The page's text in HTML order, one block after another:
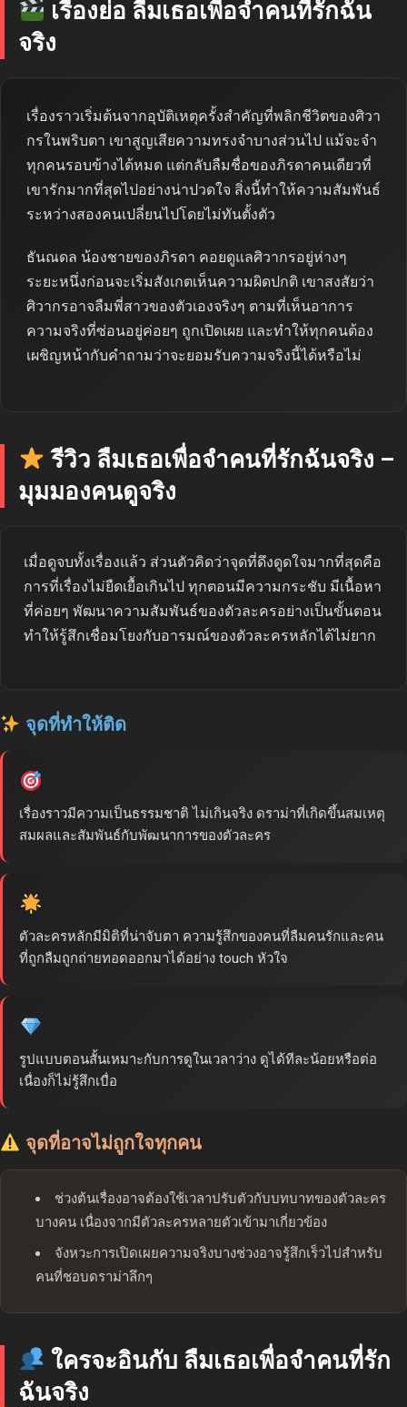
เรื่องย่อ ลืมเธอเพื่อจำคนที่รักฉัน
จริง
เรื่องราวเริ่มต้นจากอุบัติเหตุครั้งสำคัญที่พลิกชีวิตของศิวา
กรในพริบตา เขาสูญเสียความทรงจำบางส่วนไป แม้จะจำ
ทุกคนรอบข้างได้หมด แต่กลับลืมชื่อของภิรดาคนเดียวที่
เขารักมากที่สุดไปอย่างน่าปวดใจ สิ่งนี้ทำให้ความสัมพันธ์
ระหว่างสองคนเปลี่ยนไปโดยไม่ทันตั้งตัว
ธันณดล น้องชายของภิรดา คอยดูแลศิวากรอยู่ห่างๆ
ระยะหนึ่งก่อนจะเริ่มสังเกตเห็นความผิดปกติ เขาสงสัยว่า
ศิวากรอาจลืมพี่สาวของตัวเองจริงๆ ตามที่เห็นอาการ
ความจริงที่ซ่อนอยู่ค่อยๆ ถูกเปิดเผย และทำให้ทุกคนต้อง
เผชิญหน้ากับคำถามว่าจะยอมรับความจริงนี้ได้หรือไม่
รีวิว ลืมเธอเพื่อจำคนที่รักฉันจริง –
มุมมองคนดูจริง
เมื่อดูจบทั้งเรื่องแล้ว ส่วนตัวคิดว่าจุดที่ดึงดูดใจมากที่สุดคือ
การที่เรื่องไม่ยืดเยื้อเกินไป ทุกตอนมีความกระชับ มีเนื้อหา
ที่ค่อยๆ พัฒนาความสัมพันธ์ของตัวละครอย่างเป็นขั้นตอน
ทำให้รู้สึกเชื่อมโยงกับอารมณ์ของตัวละครหลักได้ไม่ยาก
จุดที่ทำให้ติด
เรื่องราวมีความเป็นธรรมชาติ ไม่เกินจริง ดราม่าที่เกิดขึ้นสมเหตุ
สมผลและสัมพันธ์กับพัฒนาการของตัวละคร
ตัวละครหลักมีมิติที่น่าจับตา ความรู้สึกของคนที่ลืมคนรักและคน
ที่ถูกลืมถูกถ่ายทอดออกมาได้อย่าง touch หัวใจ
รูปแบบตอนสั้นเหมาะกับการดูในเวลาว่าง ดูได้ทีละน้อยหรือต่อ
เนื่องก็ไม่รู้สึกเบื่อ
จุดที่อาจไม่ถูกใจทุกคน
ช่วงต้นเรื่องอาจต้องใช้เวลาปรับตัวกับบทบาทของตัวละคร
บางคน เนื่องจากมีตัวละครหลายตัวเข้ามาเกี่ยวข้อง
จังหวะการเปิดเผยความจริงบางช่วงอาจรู้สึกเร็วไปสำหรับ
คนที่ชอบดราม่าลึกๆ
ใครจะอินกับ ลืมเธอเพื่อจำคนที่รัก
ฉันจริง